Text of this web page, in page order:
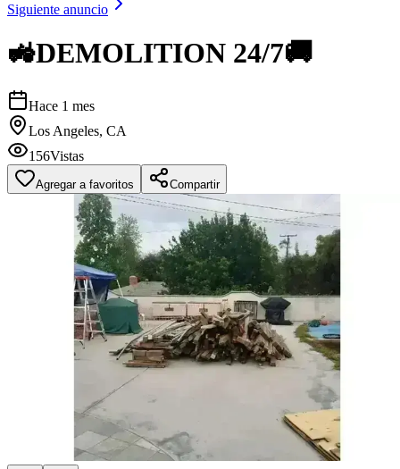
Siguiente anuncio
🚜DEMOLITION 24/7🚚
Hace 1 mes
Los Angeles, CA
156Vistas
Agregar a favoritos Compartir